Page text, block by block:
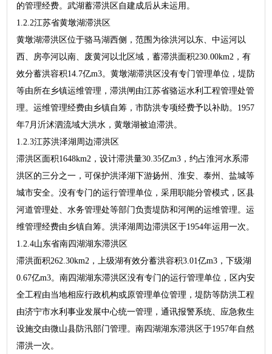
的管理经费。武湖蓄滞洪区自建成后从未运用。
1.2.2江苏省黄墩湖滞洪区
黄墩湖滞洪区位于骆马湖西侧，范围为徐洪河以东、中运河以
西、房亭河以南、废黄河以北区域，蓄滞洪面积230.00km2，有
效分蓄洪容积14.7亿m3。黄墩湖滞洪区没有专门管理单位，堤防
等由所在乡镇运维管理，滞洪闸由江苏省骆运水利工程管理处管
理。运维管理经费由乡镇自筹，市防洪专项经费予以补助。1957
年7月沂沭泗流域大洪水，黄墩湖被迫滞洪。
1.2.3江苏洪泽湖周边滞洪区
滞洪区面积1648km2，设计滞洪量30.35亿m3，约占淮河水系滞
洪区的三分之一，可保护洪泽湖下游扬州、淮安、泰州、盐城等
城市安全。没有专门的运行管理单位，采用职能分管模式，区县
河道管理处、水务管理处等部门负责堤防和河闸的运维管理。运
维管理经费由乡镇自筹。洪泽湖周边滞洪区于1954年运用一次。
1.2.4山东省南四湖湖东滞洪区
滞洪面积262.30km2，上级湖有效分蓄洪容积3.01亿m3，下级湖
0.67亿m3。南四湖湖东滞洪区没有专门的运行管理单位，区内安
全工程由当地相应行政机构或原管理单位管理，堤防等防洪工程
由济宁市水利事业发展中心统一管理，通讯报警系统、应急救生
设施交由微山县防汛部门管理。南四湖湖东滞洪区于1957年自然
滞洪一次。